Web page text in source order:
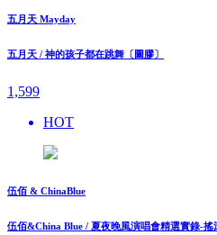
五月天 Mayday
五月天 / 神的孩子都在跳舞〔圖膠〕
1,599
HOT
伍佰 & ChinaBlue
伍佰&China Blue / 夏夜晚風演唱會精選實錄-搖